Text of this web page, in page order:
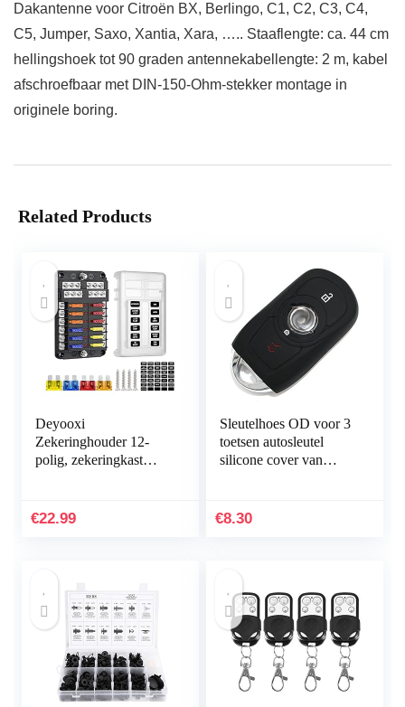
Dakantenne voor Citroën BX, Berlingo, C1, C2, C3, C4,
C5, Jumper, Saxo, Xantia, Xara, ….. Staaflengte: ca. 44 cm
hellingshoek tot 90 graden antennekabellengte: 2 m, kabel
afschroefbaar met DIN-150-Ohm-stekker montage in
originele boring.
Related Products
Deyooxi
Zekeringhouder 12-
polig, zekeringkast
Auto
€22.99
Sleutelhoes OD voor 3
toetsen autosleutel
silicone cover van
€8.30